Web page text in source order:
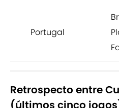
Portugal
Retrospecto entre
(últimos cinco